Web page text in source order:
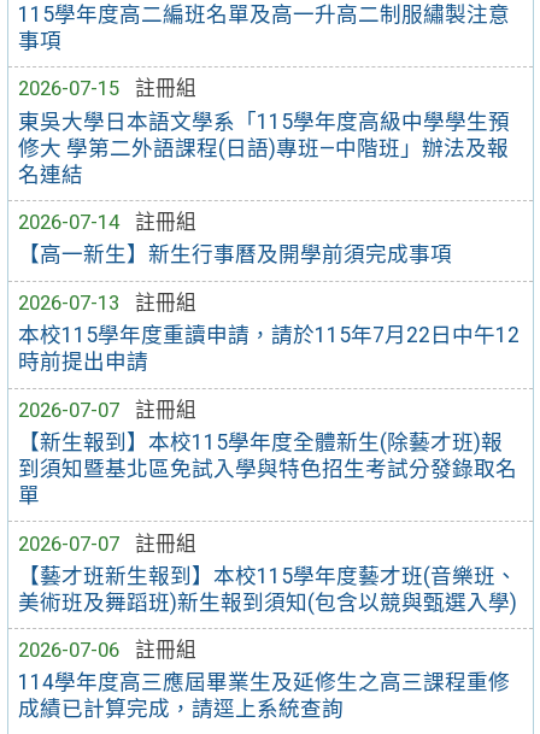
115學年度高二編班名單及高一升高二制服繡製注意
事項
2026-07-15
註冊組
東吳大學日本語文學系「115學年度高級中學學生預
修大 學第二外語課程(日語)專班—中階班」辦法及報
名連結
2026-07-14
註冊組
【高一新生】新生行事曆及開學前須完成事項
2026-07-13
註冊組
本校115學年度重讀申請，請於115年7月22日中午12
時前提出申請
2026-07-07
註冊組
【新生報到】本校115學年度全體新生(除藝才班)報
到須知暨基北區免試入學與特色招生考試分發錄取名
單
2026-07-07
註冊組
【藝才班新生報到】本校115學年度藝才班(音樂班、
美術班及舞蹈班)新生報到須知(包含以競與甄選入學)
2026-07-06
註冊組
114學年度高三應屆畢業生及延修生之高三課程重修
成績已計算完成，請逕上系統查詢